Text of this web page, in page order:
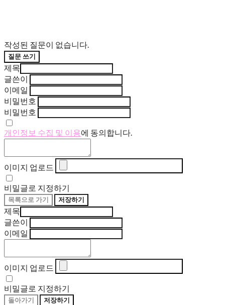
작성된 질문이 없습니다.
질문 쓰기
제목
글쓴이
이메일
비밀번호
비밀번호
개인정보 수집 및 이용에 동의합니다.
이미지 업로드
비밀글로 지정하기
목록으로 가기 저장하기
제목
글쓴이
이메일
이미지 업로드
비밀글로 지정하기
돌아가기 저장하기